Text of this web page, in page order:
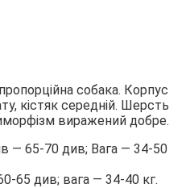
собака. Корпус
кістяк середній. Шерсть
виражений добре.
― 65-70 див; Вага ― 34-50
65 див; вага ― 34-40 кг.